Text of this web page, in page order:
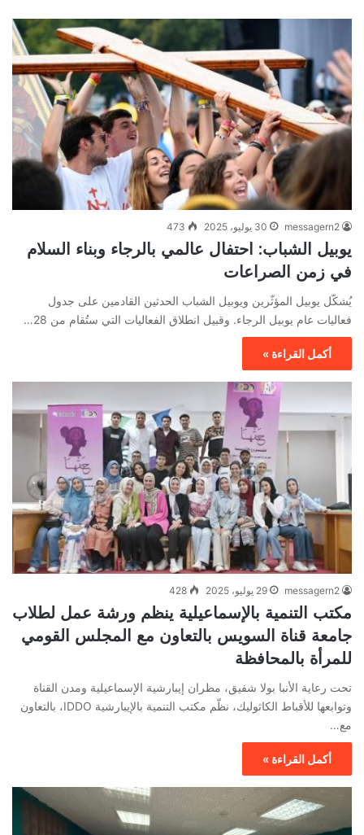
messagern2 30 يوليو، 2025 473
يوبيل الشباب: احتفال عالمي بالرجاء وبناء السلام
في زمن الصراعات
يُشكّل يوبيل المؤثّرين ويوبيل الشباب الحدثين القادمين على جدول
فعاليات عام يوبيل الرجاء. وقبيل انطلاق الفعاليات التي ستُقام من 28…
أكمل القراءة »
messagern2 29 يوليو، 2025 428
مكتب التنمية بالإسماعيلية ينظم ورشة عمل لطلاب
جامعة قناة السويس بالتعاون مع المجلس القومي
للمرأة بالمحافظة
تحت رعاية الأنبا بولا شفيق، مطران إيبارشية الإسماعيلية ومدن القناة
وتوابعها للأقباط الكاثوليك، نظّم مكتب التنمية بالإيبارشية IDDO، بالتعاون
مع…
أكمل القراءة »